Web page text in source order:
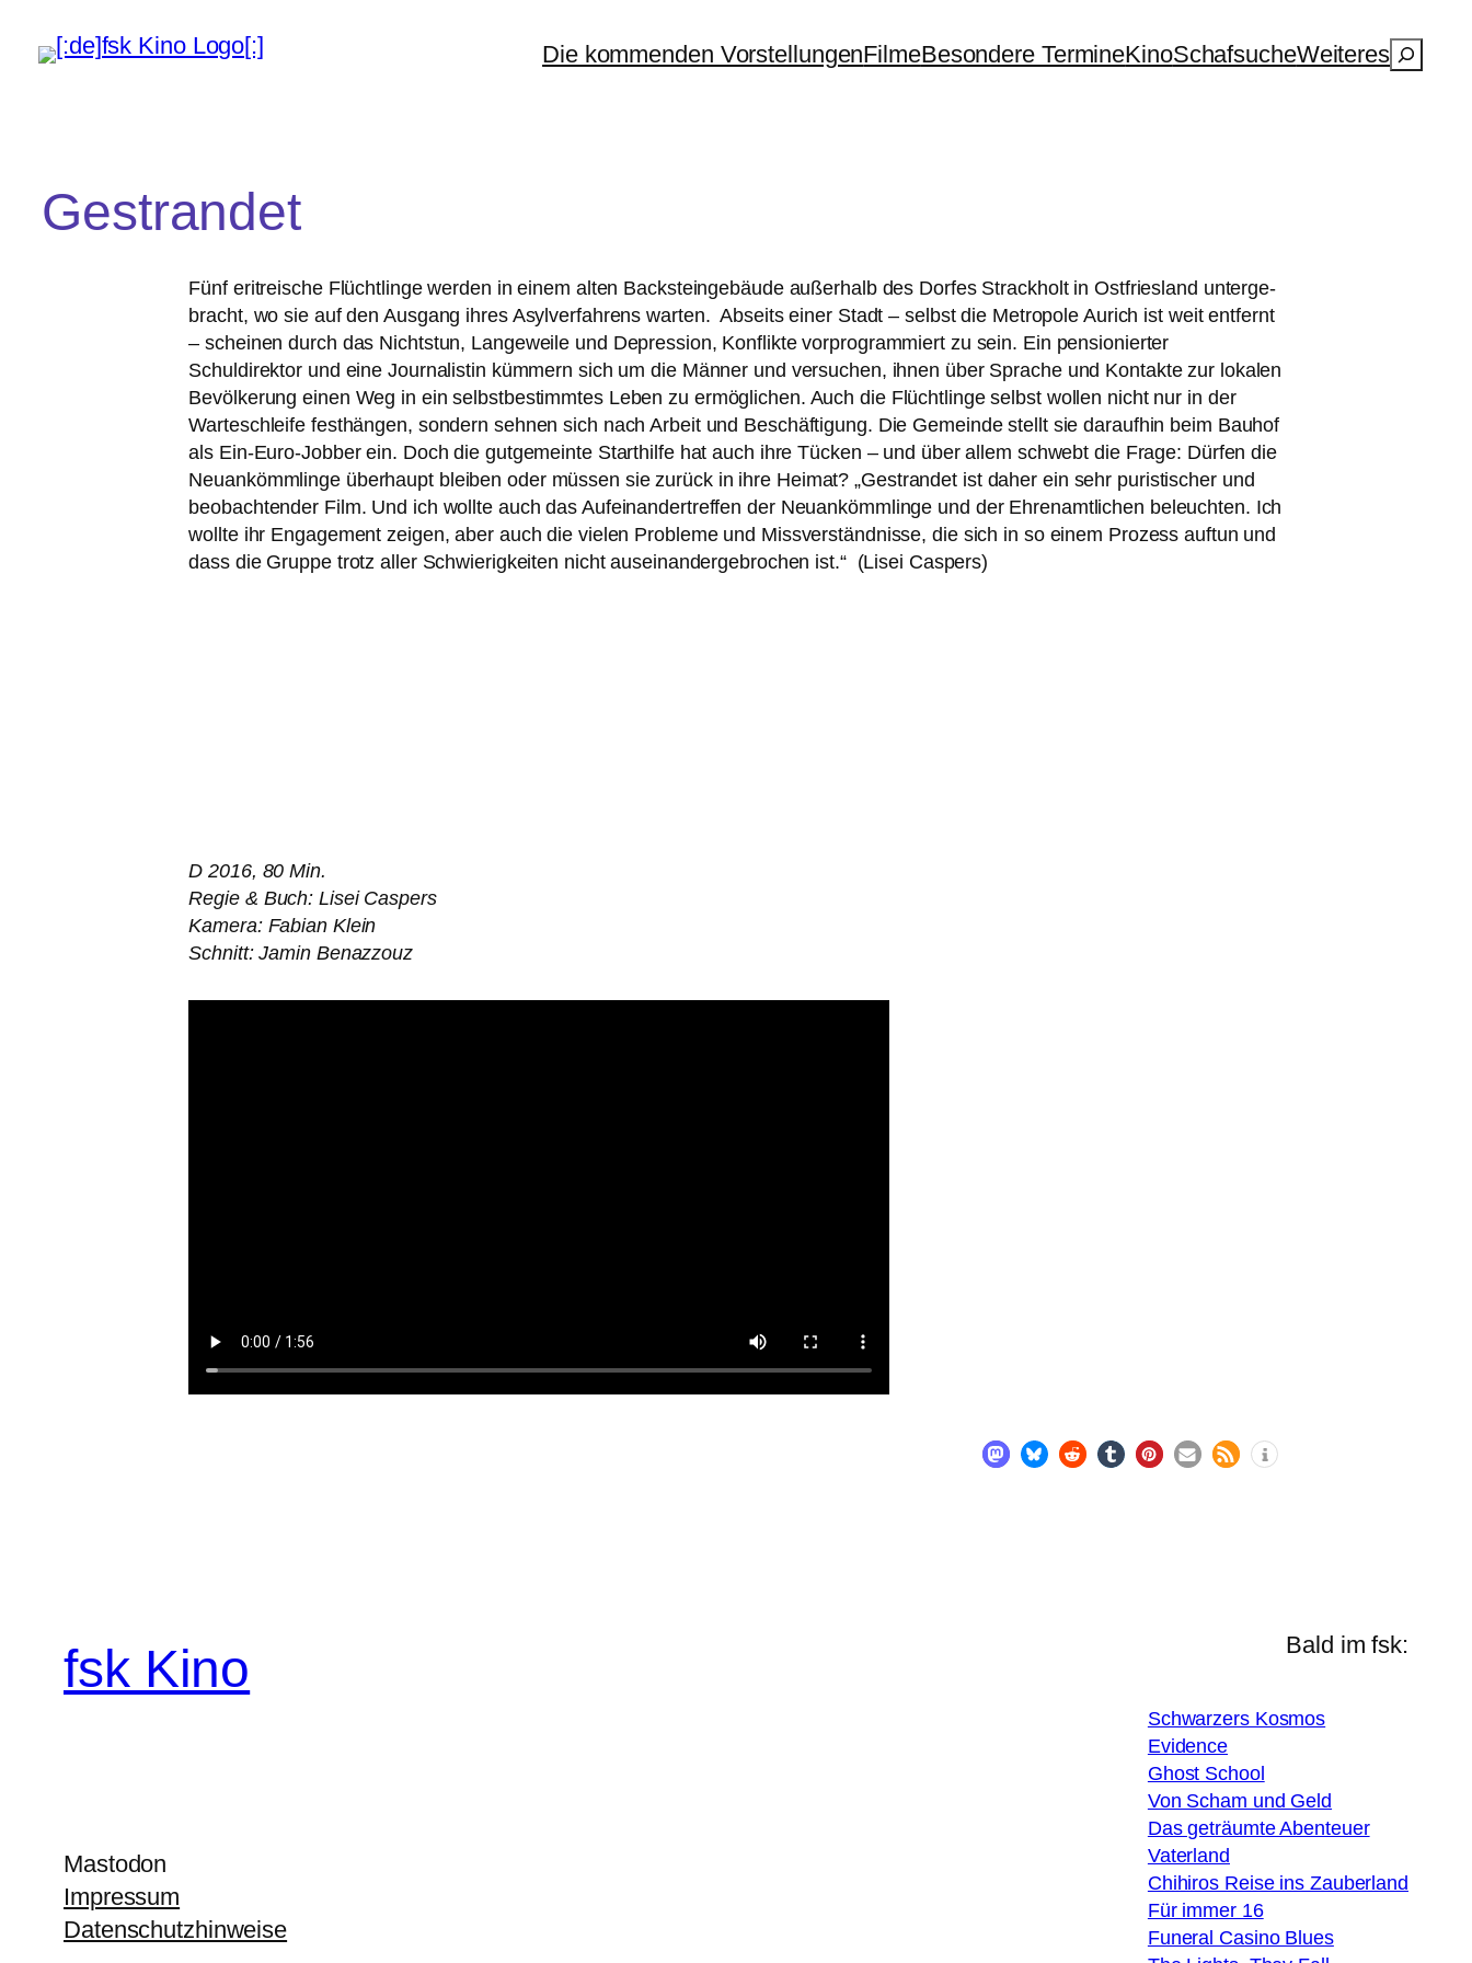
Die kommenden VorstellungenFilmeBesondere TermineKinoSchafsucheWeiteresSuchen
Gestrandet
Fünf eri­tre­ische Flüchtlinge wer­den in einem alten Backsteingebäude außer­halb des Dorfes Strackholt in Ostfriesland unter­ge­
bracht, wo sie auf den Ausgang ihres Asylverfahrens war­ten. Abseits einer Stadt – selbst die Metropole Aurich ist weit ent­fernt
– schei­nen durch das Nichtstun, Langeweile und Depression, Konflikte vor­pro­gram­miert zu sein. Ein pen­sio­nier­ter
Schuldirektor und eine Journalistin küm­mern sich um die Männer und ver­su­chen, ihnen über Sprache und Kontakte zur loka­len
Bevölkerung einen Weg in ein selbst­be­stimm­tes Leben zu ermög­li­chen. Auch die Flüchtlinge selbst wol­len nicht nur in der
Warteschleife fest­hän­gen, son­dern seh­nen sich nach Arbeit und Beschäftigung. Die Gemeinde stellt sie dar­auf­hin beim Bauhof
als Ein-Euro-Jobber ein. Doch die gut­ge­mein­te Starthilfe hat auch ihre Tücken – und über allem schwebt die Frage: Dürfen die
Neuankömmlinge über­haupt blei­ben oder müs­sen sie zurück in ihre Heimat? „Gestrandet ist daher ein sehr puris­ti­scher und
beob­ach­ten­der Film. Und ich woll­te auch das Aufeinandertreffen der Neuankömmlinge und der Ehrenamtlichen beleuch­ten. Ich
woll­te ihr Engagement zei­gen, aber auch die vie­len Probleme und Missverständnisse, die sich in so einem Prozess auf­tun und
dass die Gruppe trotz aller Schwierigkeiten nicht aus­ein­an­der­ge­bro­chen ist.“ (Lisei Caspers)
D 2016, 80 Min.
Regie & Buch: Lisei Caspers
Kamera: Fabian Klein
Schnitt: Jamin Benazzouz
fsk Kino
Mastodon
Impressum
Datenschutzhinweise
Bald im fsk:
Schwarzers Kosmos
Evidence
Ghost School
Von Scham und Geld
Das geträumte Abenteuer
Vaterland
Chihiros Reise ins Zauberland
Für immer 16
Funeral Casino Blues